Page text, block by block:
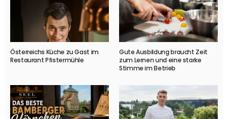
Österreichs Küche zu Gast im
Restaurant Pfistermühle
Gute Ausbildung braucht Zeit
zum Lernen und eine starke
Stimme im Betrieb